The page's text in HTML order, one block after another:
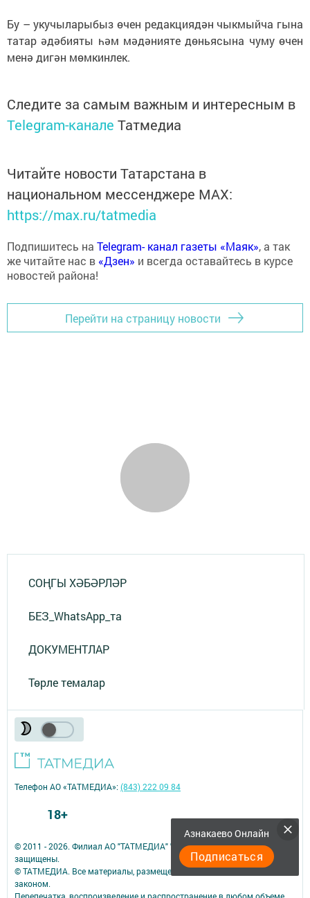
Бу – укучыларыбыз өчен редакциядән чыкмыйча гына
татар әдәбияты һәм мәдәнияте дөньясына чуму өчен
менә дигән мөмкинлек.
Следите за самым важным и интересным в
Telegram-канале Татмедиа
Читайте новости Татарстана в
национальном мессенджере MАХ:
https://max.ru/tatmedia
Подпишитесь на Telegram- канал газеты «Маяк», а так
же читайте нас в «Дзен» и всегда оставайтесь в курсе
новостей района!
Перейти на страницу новости
СОҢГЫ ХӘБӘРЛӘР
БЕЗ_WhatsApp_та
ДОКУМЕНТЛАР
Төрле темалар
Азнакаево Онлайн
Подписаться
© 2011 - 2026. Филиал АО "ТАТМЕДИА" "Азнакаево-информ". Все права
защищены.
© ТАТМЕДИА. Все материалы, размещенные на сайте, защищены
законом.
Перепечатка, воспроизведение и распространение в любом объеме
Телефон АО «ТАТМЕДИА»:(843) 222 09 84
18+